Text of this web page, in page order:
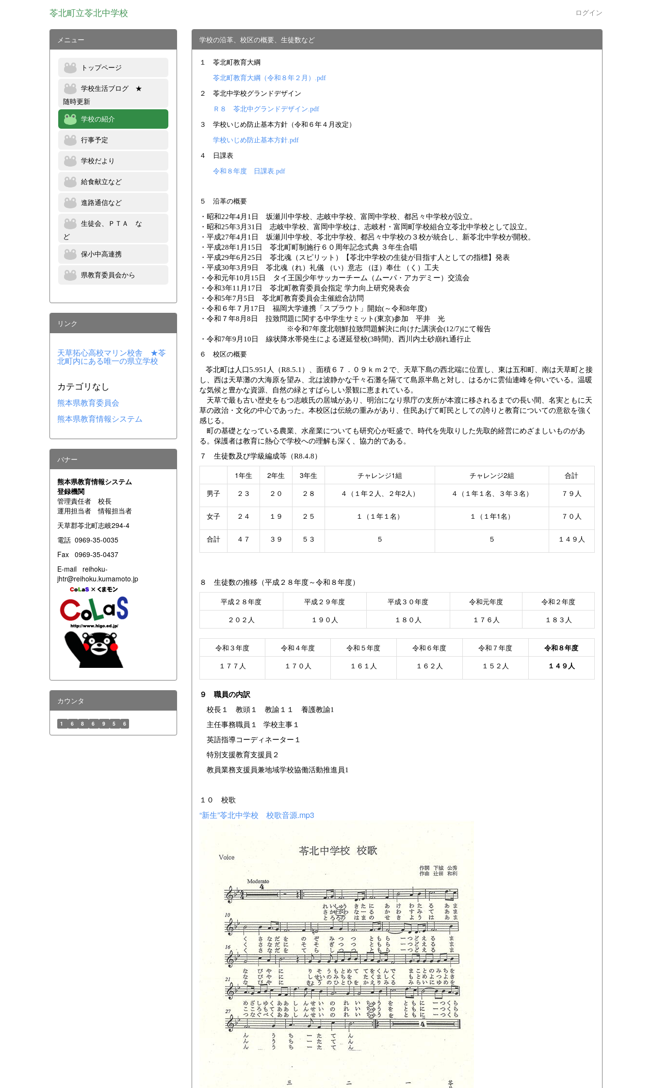
苓北町立苓北中学校 ログイン
学校の沿革、校区の概要、生徒数など
１ 苓北町教育大綱
苓北町教育大綱（令和８年２月）.pdf
２ 苓北中学校グランドデザイン
Ｒ８ 苓北中グランドデザイン.pdf
３ 学校いじめ防止基本方針（令和６年４月改定）
学校いじめ防止基本方針.pdf
４ 日課表
令和８年度 日課表.pdf
５ 沿革の概要
・昭和22年4月1日 坂瀬川中学校、志岐中学校、富岡中学校、都呂々中学校が設立。
・昭和25年3月31日 志岐中学校、富岡中学校は、志岐村・富岡町学校組合立苓北中学校として設立。
・平成27年4月1日 坂瀬川中学校、苓北中学校、都呂々中学校の３校が統合し、新苓北中学校が開校。
・平成28年1月15日 苓北町町制施行６０周年記念式典 ３年生合唱
・平成29年6月25日 苓北魂（スピリット）【苓北中学校の生徒が目指す人としての指標】発表
・平成30年3月9日 苓北魂（れ）礼儀 （い）意志 （ほ）奉仕 （く）工夫
・令和元年10月15日 タイ王国少年サッカーチーム（ムーパ・アカデミー）交流会
・令和3年11月17日 苓北町教育委員会指定 学力向上研究発表会
・令和5年7月5日 苓北町教育委員会主催総合訪問
・令和６年７月17日 福岡大学連携「スプラウト」開始(～令和8年度)
・令和７年8月8日 拉致問題に関する中学生サミット(東京)参加 平井 光
※令和7年度北朝鮮拉致問題解決に向けた講演会(12/7)にて報告
・令和7年9月10日 線状降水帯発生による遅延登校(3時間)、西川内土砂崩れ通行止
６ 校区の概要
苓北町は人口5.951人（R8.5.1）、面積６７．０９ｋｍ２で、天草下島の西北端に位置し、東は五和町、南は天草町と接
し、西は天草灘の大海原を望み、北は波静かな千々石灘を隔てて島原半島と対し、はるかに雲仙連峰を仰いでいる。温暖
な気候と豊かな資源、自然の緑とすばらしい景観に恵まれている。
天草で最も古い歴史をもつ志岐氏の居城があり、明治になり県庁の支所が本渡に移されるまでの長い間、名実ともに天
草の政治・文化の中心であった。本校区は伝統の重みがあり、住民あげて町民としての誇りと教育についての意欲を強く
感じる。
町の基礎となっている農業、水産業についても研究心が旺盛で、時代を先取りした先取的経営にめざましいものがあ
る。保護者は教育に熱心で学校への理解も深く、協力的である。
７ 生徒数及び学級編成等（R8.4.8）
1年生 2年生 3年生 チャレンジ1組 チャレンジ2組
合計
男子
２３ ２０ ２８ ４（１年２人、２年2人） ４（１年１名、３年３名） ７９人
女子 ２４ １９ ２５ １（１年１名） １（１年1名） ７０人
合計 ４７ ３９ ５３ ５ ５ １４９人
８ 生徒数の推移（平成２８年度～令和８年度）
平成２８年度 平成２９年度 平成３０年度 令和元年度
令和２年度
２０２人
１９０人 １８０人 １７６人 １８３人
令和３年度 令和４年度 令和５年度 令和６年度 令和７年度
令和８年度
１７７人
１７０人 １６１人 １６２人 １５２人 １４９人
９ 職員の内訳
校長１ 教頭１ 教諭１１ 養護教諭1
主任事務職員１ 学校主事１
英語指導コーディネーター１
特別支援教育支援員２
教員業務支援員兼地域学校協働活動推進員1
１０ 校歌
“新生”苓北中学校 校歌音源.mp3
メニュー
トップページ
学校生活ブログ ★
随時更新
学校の紹介
行事予定
学校だより
給食献立など
進路通信など
生徒会、ＰＴＡ な
ど
保小中高連携
県教育委員会から
リンク
天草拓心高校マリン校舎 ★苓
北町内にある唯一の県立学校
カテゴリなし
熊本県教育委員会
熊本県教育情報システム
バナー
熊本県教育情報システム
登録機関
管理責任者 校長
運用担当者 情報担当者
天草郡苓北町志岐294-4
電話 0969-35-0035
Fax 0969-35-0437
E-mail reihoku-
jhtr@reihoku.kumamoto.jp
カウンタ
1 6 8 6 9 5 6